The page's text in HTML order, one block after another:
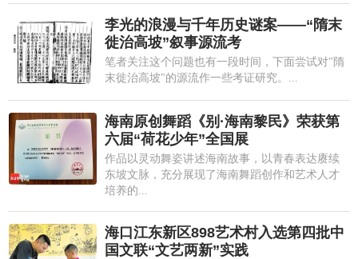
李光的浪漫与千年历史谜案——“隋末
徙治高坡”叙事源流考
笔者关注这个问题也有一段时间，下面尝试对"隋
末徙治高坡"的源流作一些考证研究。...
海南原创舞蹈《别·海南黎民》荣获第
六届“荷花少年”全国展
作品以灵动舞姿讲述海南故事，以青春表达赓续
东坡文脉，充分展现了海南舞蹈创作和艺术人才
培养的...
海口江东新区898艺术村入选第四批中
国文联“文艺两新”实践